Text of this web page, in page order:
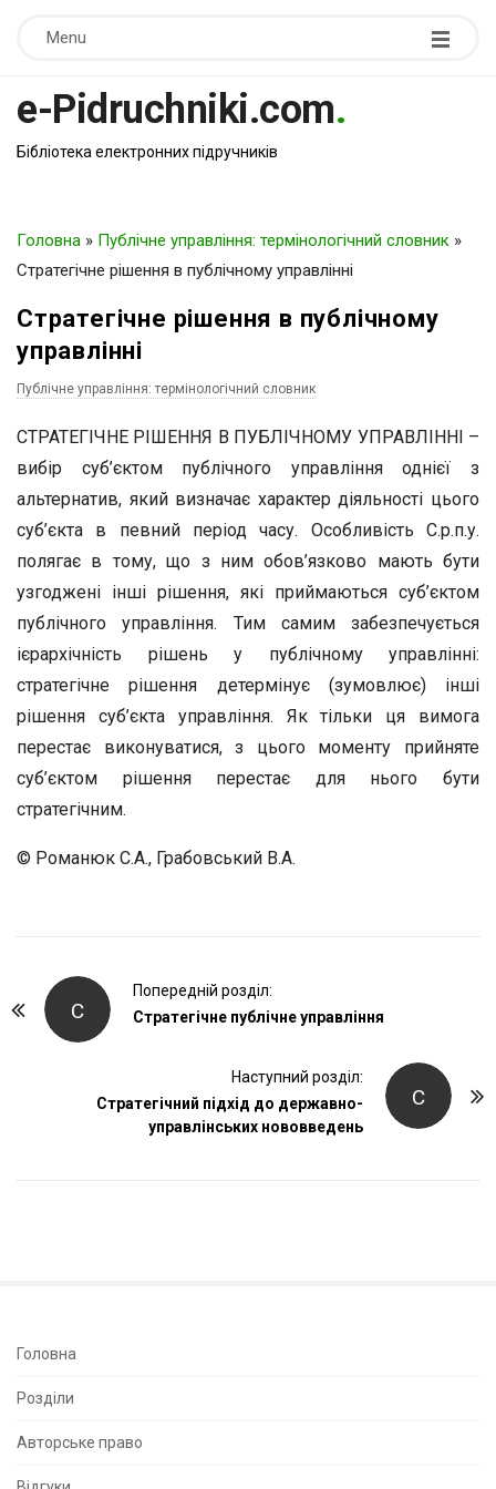
Menu
e-Pidruchniki.com.
Бібліотека електронних підручників
Головна » Публічне управління: термінологічний словник »
Стратегічне рішення в публічному управлінні
Стратегічне рішення в публічному
управлінні
Публічне управління: термінологічний словник
СТРАТЕГІЧНЕ РІШЕННЯ В ПУБЛІЧНОМУ УПРАВЛІННІ –
вибір суб’єктом публічного управління однієї з
альтернатив, який визначає характер діяльності цього
суб’єкта в певний період часу. Особливість С.р.п.у.
полягає в тому, що з ним обов’язково мають бути
узгоджені інші рішення, які приймаються суб’єктом
публічного управління. Тим самим забезпечується
ієрархічність рішень у публічному управлінні:
стратегічне рішення детермінує (зумовлює) інші
рішення суб’єкта управління. Як тільки ця вимога
перестає виконуватися, з цього моменту прийняте
суб’єктом рішення перестає для нього бути
стратегічним.
© Романюк С.А., Грабовський В.А.
С
Попередній розділ:
Стратегічне публічне управління
С
Наступний розділ:
Стратегічний підхід до державно-
управлінських нововведень
S
e
S
Головна
Розділи
Авторське право